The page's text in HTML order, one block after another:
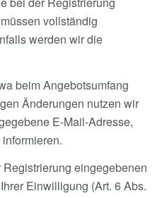
vollständig
werden wir die
beim Angebotsumfang
Änderungen nutzen wir
E-Mail-Adresse,
eingegebenen
Einwilligung (Art. 6 Abs.